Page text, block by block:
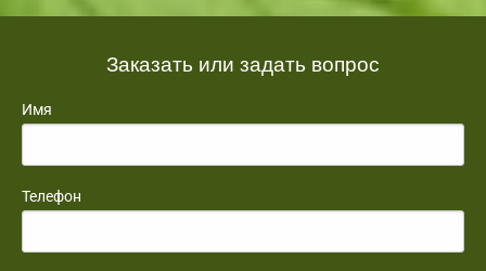
Заказать или задать вопрос
Имя
Телефон